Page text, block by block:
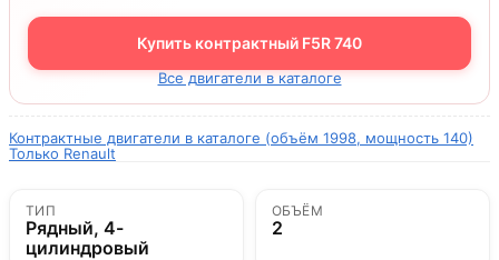
Купить контрактный F5R 740
Все двигатели в каталоге
Контрактные двигатели в каталоге (объём 1998, мощность 140)
Только Renault
ТИП
Рядный, 4-
цилиндровый
ОБЪЁМ
2